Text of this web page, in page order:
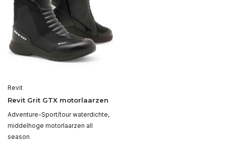
Revit
Revit Grit GTX motorlaarzen
Adventure-Sport/tour waterdichte,
middelhoge motorlaarzen all
season